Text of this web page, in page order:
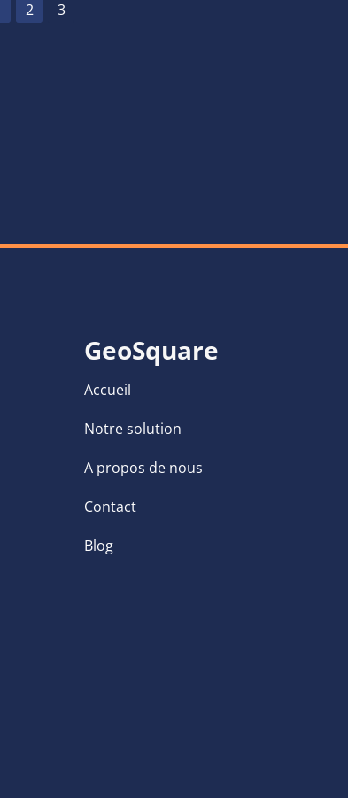
GeoSquare
Accueil
Notre solution
A propos de nous
Contact
Blog
2 3